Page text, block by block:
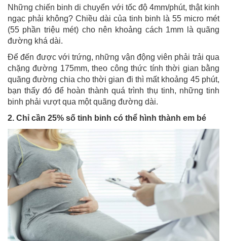
Những chiến binh di chuyển với tốc độ 4mm/phút, thật kinh
ngạc phải không? Chiều dài của tinh binh là 55 micro mét
(55 phần triệu mét) cho nên khoảng cách 1mm là quãng
đường khá dài.
Để đến được với trứng, những vận động viên phải trải qua
chặng đường 175mm, theo công thức tính thời gian bằng
quãng đường chia cho thời gian đi thì mất khoảng 45 phút,
bạn thấy đó để hoàn thành quá trình thụ tinh, những tinh
binh phải vượt qua một quãng đường dài.
2. Chỉ cần 25% số tinh binh có thể hình thành em bé